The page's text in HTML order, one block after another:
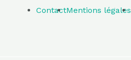
ContactMentions légales